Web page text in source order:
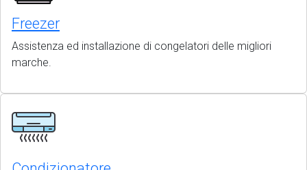
Freezer
Assistenza ed installazione di congelatori delle migliori
marche.